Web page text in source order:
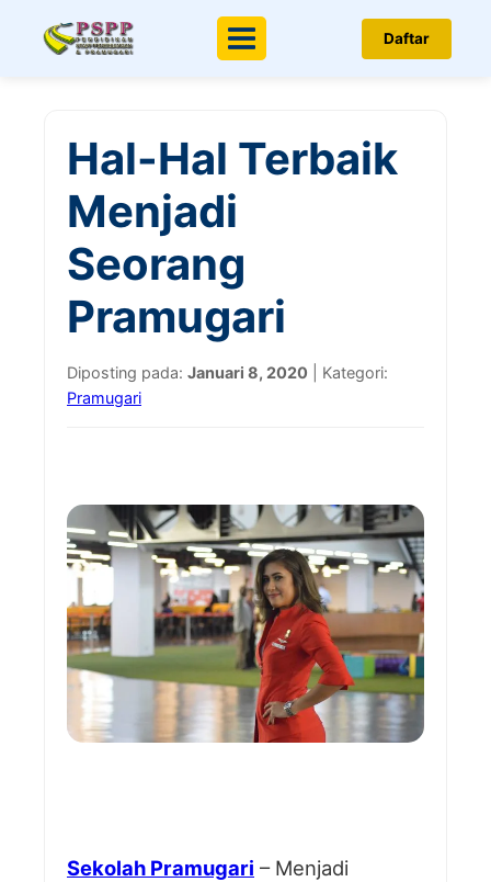
Menu Daftar
Hal-Hal Terbaik
Menjadi
Seorang
Pramugari
Diposting pada: Januari 8, 2020 | Kategori:
Pramugari
Sekolah Pramugari – Menjadi